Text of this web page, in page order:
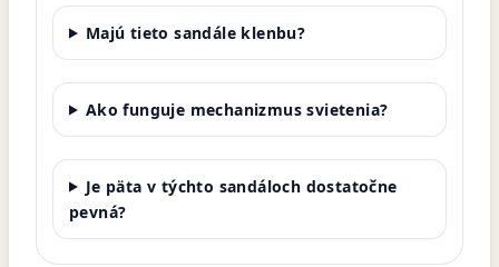
Majú tieto sandále klenbu?
Ako funguje mechanizmus svietenia?
Je päta v týchto sandáloch dostatočne
pevná?